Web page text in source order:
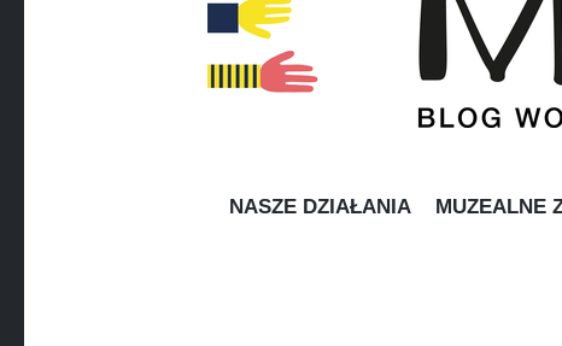
NASZE DZIAŁANIA MUZEALNE